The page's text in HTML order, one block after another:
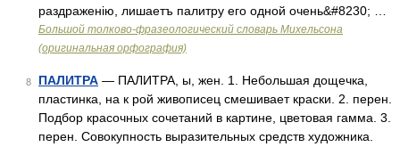
раздраженію, лишаетъ палитру его одной очень&#8230; …
Большой толково-фразеологический словарь Михельсона
(оригинальная орфография)
8 ПАЛИТРА — ПАЛИТРА, ы, жен. 1. Небольшая дощечка,
пластинка, на к рой живописец смешивает краски. 2. перен.
Подбор красочных сочетаний в картине, цветовая гамма. 3.
перен. Совокупность выразительных средств художника.